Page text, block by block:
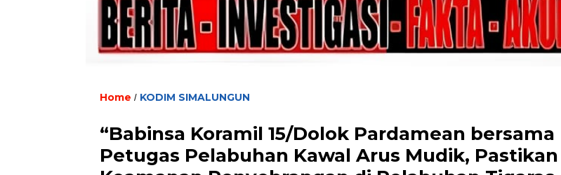
Home / KODIM SIMALUNGUN
“Babinsa Koramil 15/Dolok Pardamean bersama
Petugas Pelabuhan Kawal Arus Mudik, Pastikan